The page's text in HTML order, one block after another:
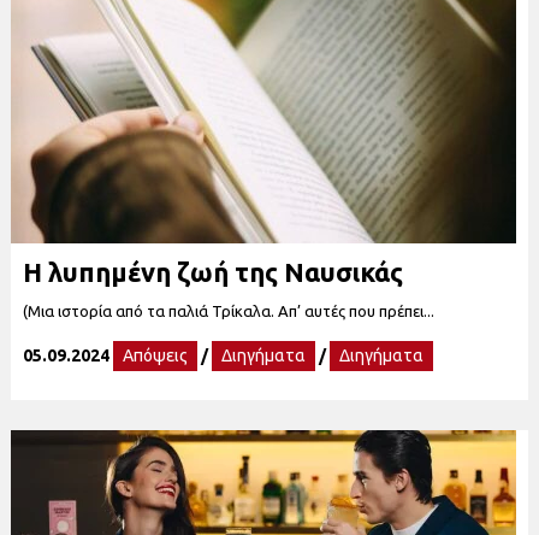
Η λυπημένη ζωή της Ναυσικάς
(Μια ιστορία από τα παλιά Τρίκαλα. Απ’ αυτές που πρέπει...
05.09.2024 Απόψεις / Διηγήματα / Διηγήματα